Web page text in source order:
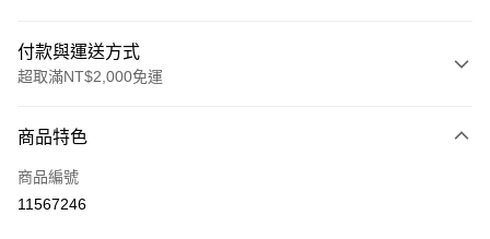
付款與運送方式
超取滿NT$2,000免運
信用卡一次付款
信用卡分期付款
商品特色
商品編號
11567246